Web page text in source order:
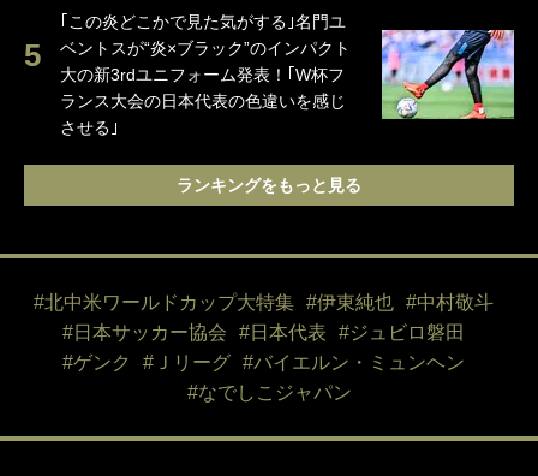
｢この炎どこかで見た気がする｣名門ユ
ベントスが“炎×ブラック”のインパクト
大の新3rdユニフォーム発表！｢W杯フ
ランス大会の日本代表の色違いを感じ
させる｣
ランキングをもっと見る
#北中米ワールドカップ大特集 #伊東純也
#中村敬斗
#日本サッカー協会
#日本代表
#ジュビロ磐田
#ゲンク
#Ｊリーグ
#バイエルン・ミュンヘン
#なでしこジャパン